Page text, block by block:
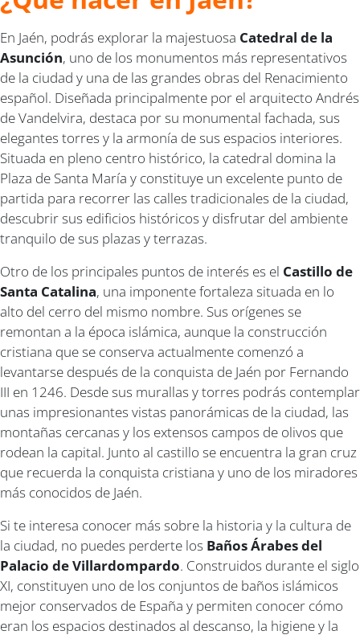
En Jaén, podrás explorar la majestuosa Catedral de la
Asunción, uno de los monumentos más representativos
de la ciudad y una de las grandes obras del Renacimiento
español. Diseñada principalmente por el arquitecto Andrés
de Vandelvira, destaca por su monumental fachada, sus
elegantes torres y la armonía de sus espacios interiores.
Situada en pleno centro histórico, la catedral domina la
Plaza de Santa María y constituye un excelente punto de
partida para recorrer las calles tradicionales de la ciudad,
descubrir sus edificios históricos y disfrutar del ambiente
tranquilo de sus plazas y terrazas.
Otro de los principales puntos de interés es el Castillo de
Santa Catalina, una imponente fortaleza situada en lo
alto del cerro del mismo nombre. Sus orígenes se
remontan a la época islámica, aunque la construcción
cristiana que se conserva actualmente comenzó a
levantarse después de la conquista de Jaén por Fernando
III en 1246. Desde sus murallas y torres podrás contemplar
unas impresionantes vistas panorámicas de la ciudad, las
montañas cercanas y los extensos campos de olivos que
rodean la capital. Junto al castillo se encuentra la gran cruz
que recuerda la conquista cristiana y uno de los miradores
más conocidos de Jaén.
Si te interesa conocer más sobre la historia y la cultura de
la ciudad, no puedes perderte los Baños Árabes del
Palacio de Villardompardo. Construidos durante el siglo
XI, constituyen uno de los conjuntos de baños islámicos
mejor conservados de España y permiten conocer cómo
eran los espacios destinados al descanso, la higiene y la